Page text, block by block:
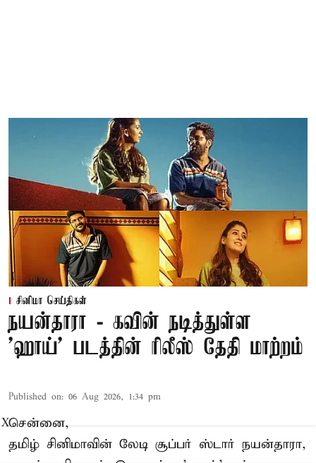
சினிமா செய்திகள்
நயன்தாரா - கவின் நடித்துள்ள
'ஹாய்' படத்தின் ரிலீஸ் தேதி மாற்றம்
Published on: 06 Aug 2026, 1:34 pm
சென்னை,
தமிழ் சினிமாவின் லேடி சூப்பர் ஸ்டார் நயன்தாரா,
X